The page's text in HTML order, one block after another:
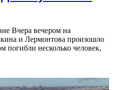
Вчера вечером на
и Лермонтова произошло
погибли несколько человек,